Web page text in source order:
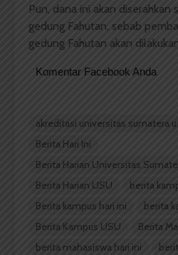
Pun, dana ini akan diserahkan
gedung Fahutan, sebab
gedung Fahutan akan
Komentar Facebook Anda
akreditasi universitas sumatera
Berita Hari Ini
Berita Harian Universitas
Berita Harian USU
berita
Berita kampus hari ini
berita
Berita Kampus USU
Berita
berita mahasiswa hari ini